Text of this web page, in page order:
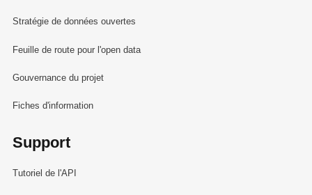
Stratégie de données ouvertes
Feuille de route pour l'open data
Gouvernance du projet
Fiches d'information
Support
Tutoriel de l'API